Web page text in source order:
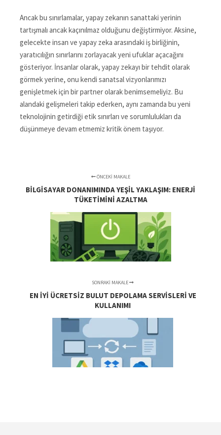
Ancak bu sınırlamalar, yapay zekanın sanattaki yerinin
tartışmalı ancak kaçınılmaz olduğunu değiştirmiyor. Aksine,
gelecekte insan ve yapay zeka arasındaki iş birliğinin,
yaratıcılığın sınırlarını zorlayacak yeni ufuklar açacağını
gösteriyor. İnsanlar olarak, yapay zekayı bir tehdit olarak
görmek yerine, onu kendi sanatsal vizyonlarımızı
genişletmek için bir partner olarak benimsemeliyiz. Bu
alandaki gelişmeleri takip ederken, aynı zamanda bu yeni
teknolojinin getirdiği etik sınırları ve sorumlulukları da
düşünmeye devam etmemiz kritik önem taşıyor.
ÖNCEKI MAKALE
BILGISAYAR DONANIMINDA YEŞIL YAKLAŞIM: ENERJI
TÜKETIMINI AZALTMA
SONRAKI MAKALE
EN İYI ÜCRETSIZ BULUT DEPOLAMA SERVISLERI VE
KULLANIMI